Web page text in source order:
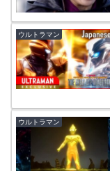
ウルトラマン
ウルトラマン